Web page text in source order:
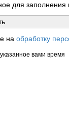
для заполнения
на обработку
вами время